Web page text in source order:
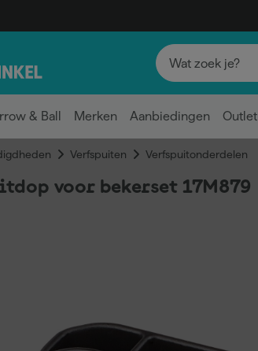
& Ball Merken Aanbiedingen Outlet
Verfspuiten Verfspuitonderdelen
voor bekerset 17M879